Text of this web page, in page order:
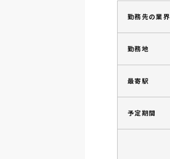
勤務先の業界
勤務地
最寄駅
予定期間